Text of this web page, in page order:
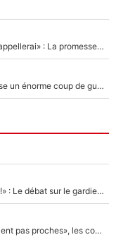
Mercato - OM - «Dès que je prends un club, je t’appellerai» : La promesse de Marcelino au moment de claquer la porte
Victime de racisme contre Murray, Kyrgios pousse un énorme coup de gueule !
«Admets que tu t'es trompé sur Lucas Chevalier !» : Le débat sur le gardien du PSG vire au clash à l'After Foot
Zinédine Zidane et Didier Deschamps : «Ils n’étaient pas proches», les confidences d’un membre de l’équipe de France 1998 sur leur relation spéciale